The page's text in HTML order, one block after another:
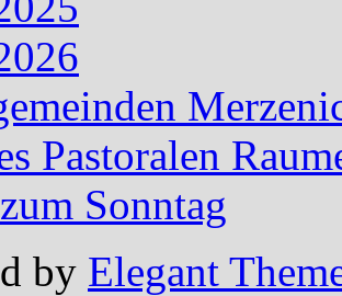
Pastoralen
Sonntag
by Elegant